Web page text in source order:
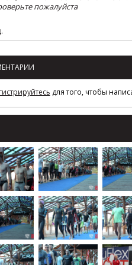
пожалуйста
для того, чтобы